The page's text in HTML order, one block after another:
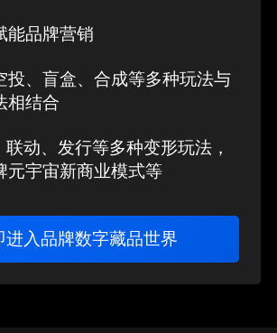
能品牌营销
投、盲盒、合成等多种玩法与
相结合
联动、发行等多种变形玩法，
元宇宙新商业模式等
进入品牌数字藏品世界